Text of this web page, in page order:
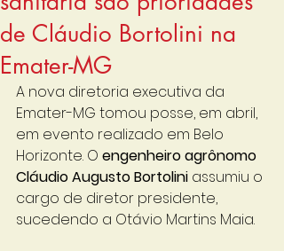
de Cláudio Bortolini na
Emater-MG
A nova diretoria executiva da
Emater-MG tomou posse, em abril,
em evento realizado em Belo
Horizonte. O engenheiro agrônomo
Cláudio Augusto Bortolini assumiu o
cargo de diretor presidente,
sucedendo a Otávio Martins Maia.